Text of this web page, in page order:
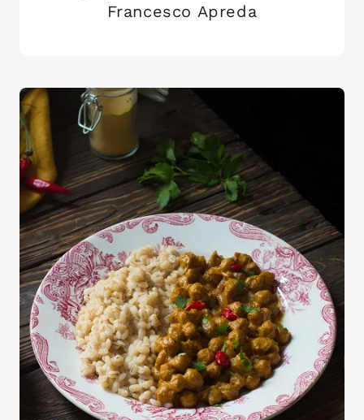
Francesco Apreda